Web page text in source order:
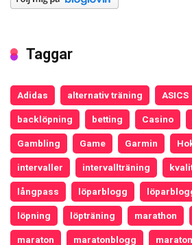
Taggar
Adidas alternativ träning ASICS
backlöpning betting Casino
Gambling Game Garmin
intervaller intervallträning
långpass löparblogg
löpning löpträning marathon
maraton maratonblogg